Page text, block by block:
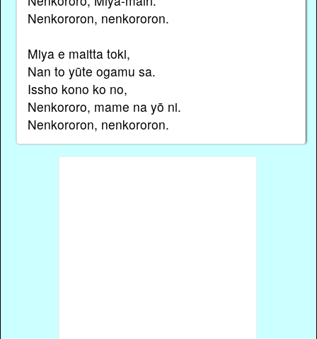
Nenkororon, nenkororon.
Miya e maitta toki,
Nan to yūte ogamu sa.
Issho kono ko no,
Nenkororo, mame na yō ni.
Nenkororon, nenkororon.